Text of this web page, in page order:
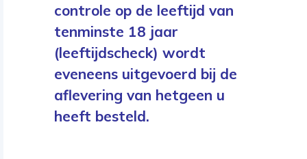
controle op de leeftijd van
tenminste 18 jaar
(leeftijdscheck) wordt
eveneens uitgevoerd bij de
aflevering van hetgeen u
heeft besteld.